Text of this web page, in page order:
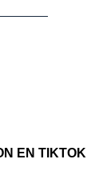
EN TIKTOK